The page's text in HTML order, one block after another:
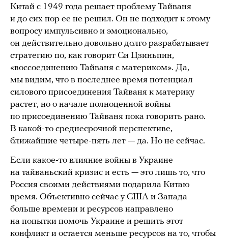
Китай с 1949 года решает проблему Тайваня
и до сих пор ее не решил. Он не подходит к этому
вопросу импульсивно и эмоционально,
он действительно довольно долго разрабатывает
стратегию по, как говорит Си Цзиньпин,
«воссоединению Тайваня с материком». Да,
мы видим, что в последнее время потенциал
силового присоединения Тайваня к материку
растет, но о начале полноценной войны
по присоединению Тайваня пока говорить рано.
В какой-то среднесрочной перспективе,
ближайшие четыре-пять лет — да. Но не сейчас.
Если какое-то влияние войны в Украине
на тайваньский кризис и есть — это лишь то, что
Россия своими действиями подарила Китаю
время. Объективно сейчас у США и Запада
больше времени и ресурсов направлено
на попытки помочь Украине и решить этот
конфликт и остается меньше ресурсов на то, чтобы